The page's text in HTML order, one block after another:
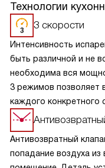
Технологии
3 скорости
Интенсивность
быть различной и не
необходима вся
3 режимов позволяет
каждого конкретного
Антивозвратный
попадание воздуха